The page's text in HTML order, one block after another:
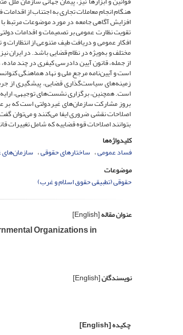
هنگام انجام معاملات تجاری به اجتناب از
افزایش آگاهی جامعه در مورد موضوعات مرتبط
تقویت نظارت عمومی بر تصمیمات و اقدامات
افکار عمومی و دریافت طیف متنوعی از
مختلف و به‌ویژه در نظام قضایی باشد. در ایران
است و آیین‌نامه مرجع ملی و نهاد هماهنگی
زمینه‌های سیاست‌گذاری قضایی، ‌‌پیشگیری از
است. همچنین، ‌‌برگزاری نشست‌های توجیهی،
بروز مشارکت سازمان‌های غیردولتی است که بر
اصلاحات نقشی ضروری ایفا می‌کنند و می‌توان
بتوانند اصلاحات قوه قضاییه که شامل تغییرات
کلیدواژه‌ها
فساد عمومی ‌‌ساختارهای حقوقی ‌‌سازمان‌های
موضوعات
حقوقی (تطبیقی حقوق اسلام و غرب)
عنوان مقاله[English]
Organizations in
نویسندگان[English]
چکیده[English]